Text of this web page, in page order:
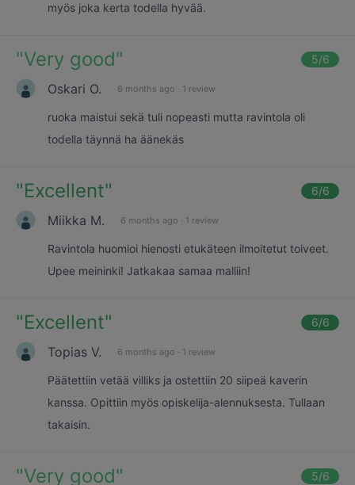
myös joka kerta todella hyvää.
"Very good" 5/6
Oskari O. 6 months ago · 1 review
ruoka maistui sekä tuli nopeasti mutta ravintola oli
todella täynnä ha äänekäs
"Excellent" 6/6
Miikka M. 6 months ago · 1 review
Ravintola huomioi hienosti etukäteen ilmoitetut toiveet.
Upee meininki! Jatkakaa samaa malliin!
"Excellent" 6/6
Topias V. 6 months ago · 1 review
Päätettiin vetää villiks ja ostettiin 20 siipeä kaverin
kanssa. Opittiin myös opiskelija-alennuksesta. Tullaan
takaisin.
"Very good" 5/6